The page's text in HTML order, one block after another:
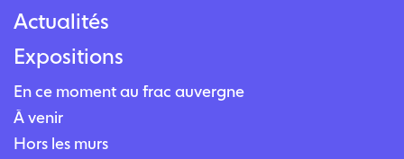
Actualités
Expositions
En ce moment au frac auvergne
À venir
Hors les murs